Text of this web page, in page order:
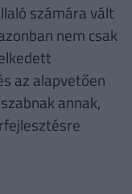
számára vált
nem csak
az alapvetően
annak,